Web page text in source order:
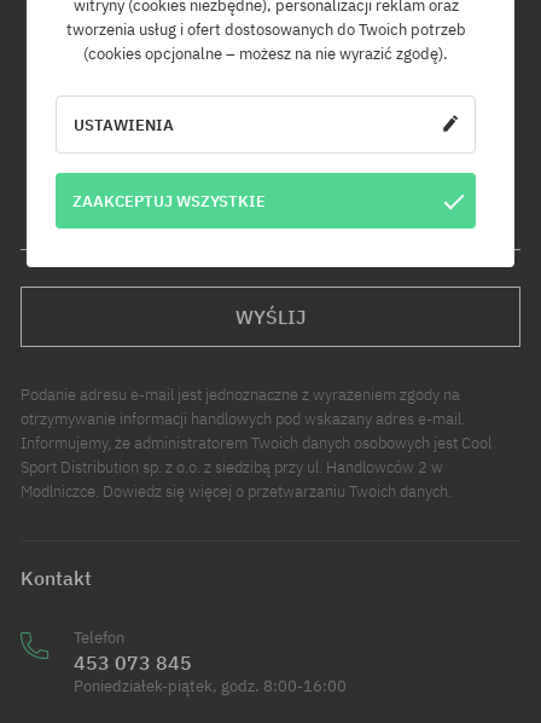
Newsletter
Zapisz się do naszego newslettera, a dowiesz się jako pierwszy o
Dodatkowo otrzymasz kod rabatowy -5% na całe zamówienie!
Twój adres e-mail
WYŚLIJ
Podanie adresu e-mail jest jednoznaczne z wyrażeniem zgody na
otrzymywanie informacji handlowych pod wskazany adres e-mail.
Informujemy, że administratorem Twoich danych osobowych jest Cool
Sport Distribution sp. z o.o. z siedzibą przy ul. Handlowców 2 w
Modlniczce. Dowiedz się więcej o przetwarzaniu Twoich danych.
Kontakt
Telefon
453 073 845
Poniedziałek-piątek, godz. 8:00-16:00
witryny (cookies niezbędne), personalizacji reklam oraz
tworzenia usług i ofert dostosowanych do Twoich potrzeb
(cookies opcjonalne – możesz na nie wyrazić zgodę).
USTAWIENIA
ZAAKCEPTUJ WSZYSTKIE